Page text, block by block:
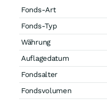
Fonds-Art
Fonds-Typ
Währung
Auflagedatum
Fondsalter
Fondsvolumen